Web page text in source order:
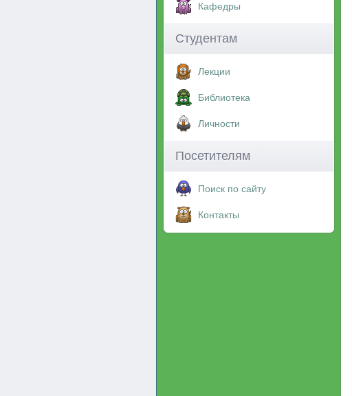
Кафедры
Студентам
Лекции
Библиотека
Личности
Посетителям
Поиск по сайту
Контакты